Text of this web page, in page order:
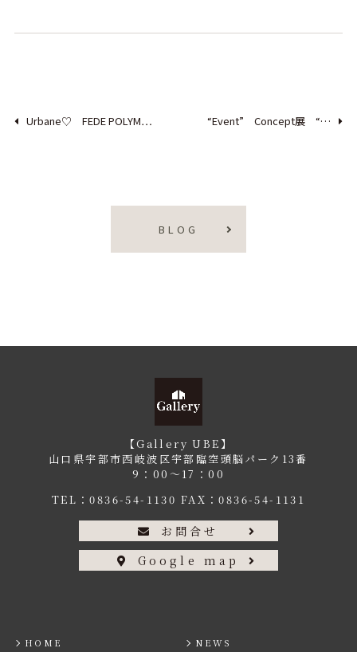
Urbane♡ FEDE POLYM… “Event” Concept展 “…
BLOG
【Gallery UBE】
山口県宇部市西岐波区宇部臨空頭脳パーク13番
9：00〜17：00
TEL：0836-54-1130 FAX：0836-54-1131
お問合せ
Google map
HOME
NEWS